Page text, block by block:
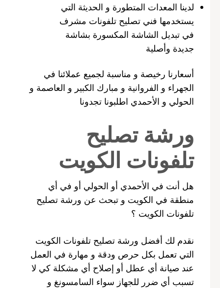
لدينا المعدات المتطورة و الحديثة التي
يستخدمها فني تصليح تلفونات مشرف
في تبديل الشاشة المكسورة بشاشة
جديدة وأصلية
أسعارنا رخيصة و مناسبة لجميع عملائنا في
الجهراء و الفروانية و مبارك الكبير و العاصمة و
الحولي و الأحمدي اطلبونا تجدونا
ورشة تصليح
تلفونات الكويت
هل أنت في الأحمدي أو الحولي أو في أي
منطقة في الكويت و تبحث عن ورشة تصليح
تلفونات الكويت ؟
نقدم لك أفضل ورشة تصليح تلفونات الكويت
التي تعمل بكل حرص ودقة و مهارة في العمل
عند صيانة أي عطل أو إصلاح أي مشكلة كي لا
تسبب أي ضرر للجهاز سواء السامسونغ و